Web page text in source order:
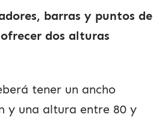
barras y puntos de
dos alturas
tener un ancho
y una altura entre 80 y